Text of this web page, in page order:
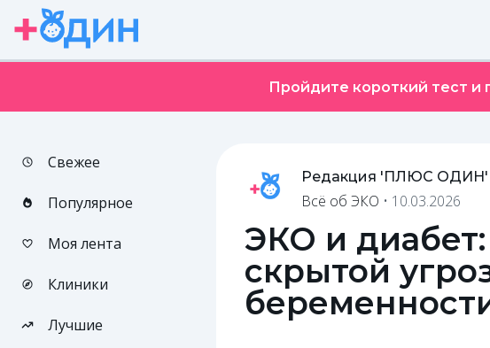
Пройдите короткий тест и
Свежее
Популярное
Моя лента
Клиники
Лучшие
Редакция 'ПЛЮС ОДИН'
Всё об ЭКО • 10.03.2026
ЭКО и
скрытой